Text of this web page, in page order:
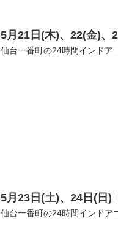
5月21日(木)、22(金)、
仙台一番町の24時間インドア
5月23日(土)、24日(日)
仙台一番町の24時間インドア